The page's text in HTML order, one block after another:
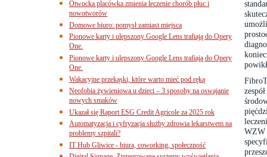
Otwocka placówka zmienia leczenie chorób płuc i
nowotworów
Domowe biuro: pomysł zamiast miejsca
Pionowe karty i ulepszony Google Lens trafiają do Opery
One.
Pionowe karty i ulepszony Google Lens trafiają do Opery
One.
Wakacyjne przekąski, które warto mieć pod ręką
Neofobia żywieniowa u dzieci – 3 sposoby na oswajanie
nowych smaków
Ukazał się Raport ESG Credit Agricole za 2025 rok
Automatyzacja i cyfryzacja służby zdrowia lekarstwem na
problemy szpitali?
IT Hub Gliwice - biura, coworking, społeczność